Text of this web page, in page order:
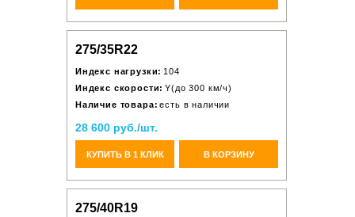
275/35R22
Индекс нагрузки: 104
Индекс скорости: Y(до 300 км/ч)
Наличие товара: есть в наличии
28 600 руб./шт.
КУПИТЬ В 1 КЛИК В КОРЗИНУ
275/40R19